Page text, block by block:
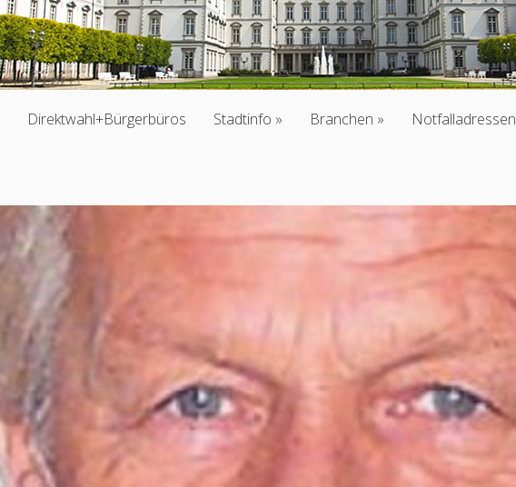
Direktwahl+Bürgerbüros Stadtinfo Branchen Notfalladressen